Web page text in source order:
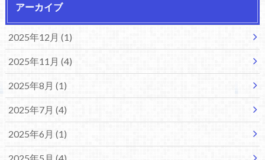
アーカイブ
2025年12月 (1)
2025年11月 (4)
2025年8月 (1)
2025年7月 (4)
2025年6月 (1)